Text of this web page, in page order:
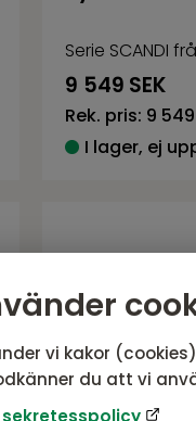
vi kakor
du att vi
Serie SCANDI
9 549 SEK
Rek. pris: 9 549
I lager, ej